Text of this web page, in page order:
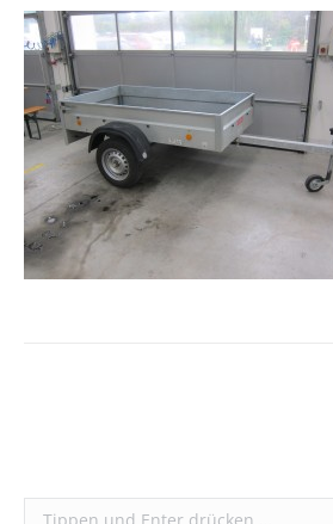
Search: